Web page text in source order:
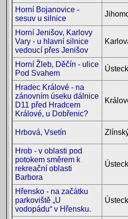
Horní Bojanovice -
sesuv u silnice
Horní Jenišov, Karlovy
Vary - u hlavní silnice
vedoucí přes Jenišov
Horní Žleb, Děčín - ulice
Pod Svahem
Hradec Králové - na
zánovním úseku dálnice
D11 před Hradcem
Králové, u Dobřenic?
Hrbová, Vsetín
Hrob - v oblasti pod
potokem směrem k
rekreační oblasti
Barbora
Hřensko - na začátku
parkoviště „U
vodopádu“ v Hřensku.